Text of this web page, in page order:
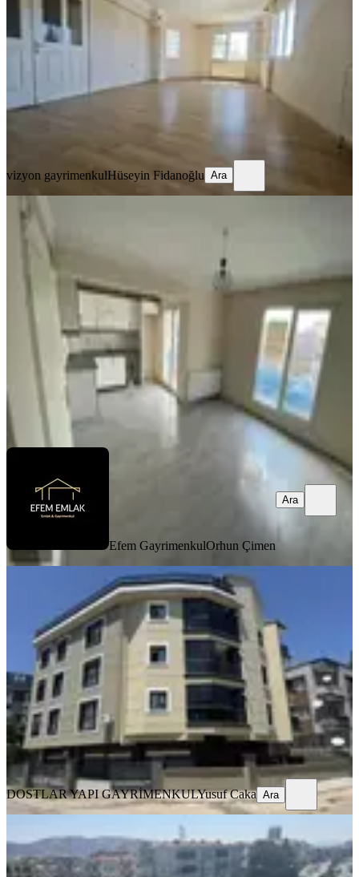
Akhisar, Hürriyet Mahallesi
·25.07.2026
Hüseyin Fidanoğlu
vizyon gayrimenkulHüseyin Fidanoğlu Ara
Kiralık 2+1 Amerikan Mutfaklı Daire!
Akhisar, Hürriyet Mahallesi
2+1·75 m²·2. Kat 23.07.2026
16.500 ₺
Efem GayrimenkulOrhun Çimen
Efem GayrimenkulOrhun Çimen
Ara
Dostlardan Hürriyet İn Merkezinde
Eşyalı Kiralık 1+1 Daire
Akhisar, Hürriyet Mahallesi
1+1
60 m²· 2. Kat · 19.07.2026
24.000 ₺
DOSTLAR YAPI GAYRİMENKULYusuf Caka
Ara
DOSTLAR YAPI GAYRİMENKULYusuf Caka Ara
Dostlardan Hürriyet İn Merkezinde
3+1 Kiralık Daire